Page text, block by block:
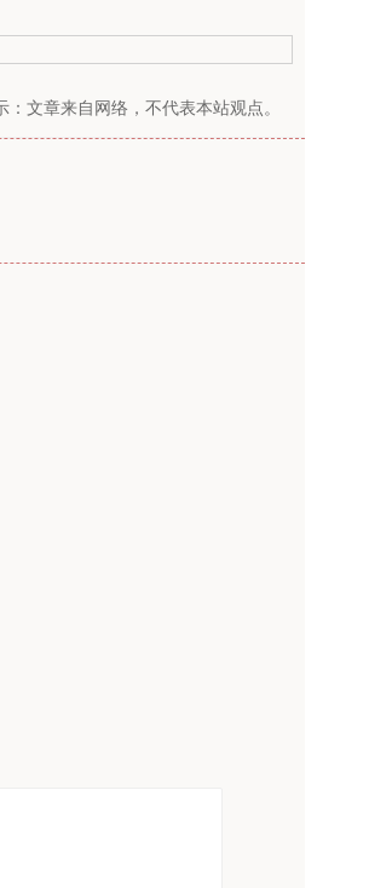
文章来自网络，不代表本站观点。